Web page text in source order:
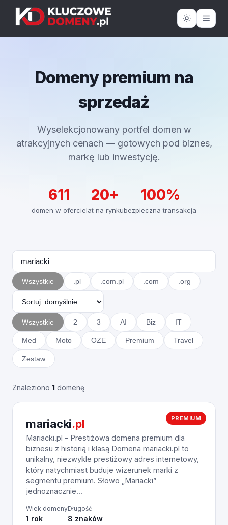
Domeny premium na
sprzedaż
Wyselekcjonowany portfel domen w
atrakcyjnych cenach — gotowych pod biznes,
markę lub inwestycję.
611
domen w ofercie
20+
lat na rynku
100%
bezpieczna transakcja
Wszystkie .pl .com.pl .com .org
Wszystkie 2 3 AI Biz IT
Med Moto OZE Premium Travel
Zestaw
Znaleziono 1 domenę
PREMIUM
mariacki.pl
Mariacki.pl – Prestiżowa domena premium dla
biznesu z historią i klasą Domena mariacki.pl to
unikalny, niezwykle prestiżowy adres internetowy,
który natychmiast buduje wizerunek marki z
segmentu premium. Słowo „Mariacki”
jednoznacznie...
Wiek domeny
1 rok
Długość
8 znaków